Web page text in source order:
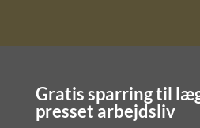
Gratis sparring til
presset arbejdsliv